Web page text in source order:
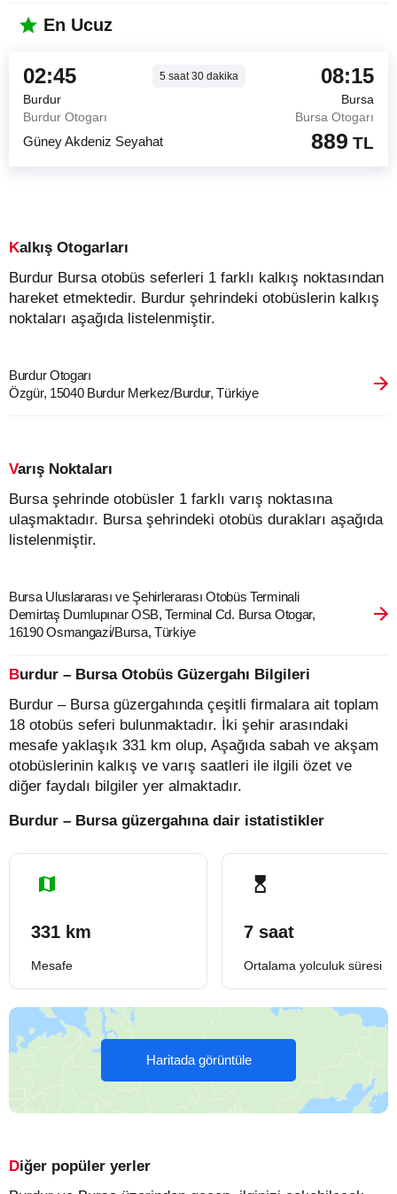
En Ucuz
02:45 5saat30dakika 08:15
Burdur
Bursa
Burdur Otogarı
Bursa Otogarı
Güney Akdeniz Seyahat 889 TL
Kalkış Otogarları
Burdur Bursa otobüs seferleri 1 farklı kalkış noktasından
hareket etmektedir. Burdur şehrindeki otobüslerin kalkış
noktaları aşağıda listelenmiştir.
Burdur Otogarı
Özgür, 15040 Burdur Merkez/Burdur, Türkiye
Varış Noktaları
Bursa şehrinde otobüsler 1 farklı varış noktasına
ulaşmaktadır. Bursa şehrindeki otobüs durakları aşağıda
listelenmiştir.
Bursa Uluslararası ve Şehirlerarası Otobüs Terminali
Demirtaş Dumlupınar OSB, Terminal Cd. Bursa Otogar,
16190 Osmangazi̇/Bursa, Türkiye
Burdur – Bursa Otobüs Güzergahı Bilgileri
Burdur – Bursa güzergahında çeşitli firmalara ait toplam
18 otobüs seferi bulunmaktadır. İki şehir arasındaki
mesafe yaklaşık 331 km olup, Aşağıda sabah ve akşam
otobüslerinin kalkış ve varış saatleri ile ilgili özet ve
diğer faydalı bilgiler yer almaktadır.
Burdur – Bursa güzergahına dair istatistikler
331 km
Mesafe
7 saat
Ortalama yolculuk süresi
Haritada görüntüle
Diğer popüler yerler